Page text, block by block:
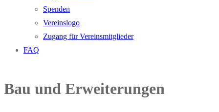
Spenden
Vereinslogo
Zugang für Vereinsmitglieder
FAQ
Bau und Erweiterungen